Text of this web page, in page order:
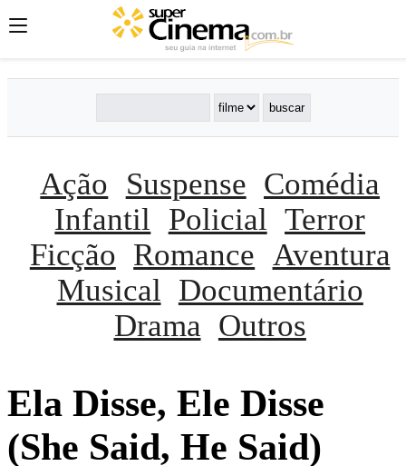
Ação Suspense Comédia
Infantil
Policial Terror
Ficção Romance Aventura
Musical
Documentário
Drama Outros
Ela Disse, Ele Disse
(She Said, He Said)